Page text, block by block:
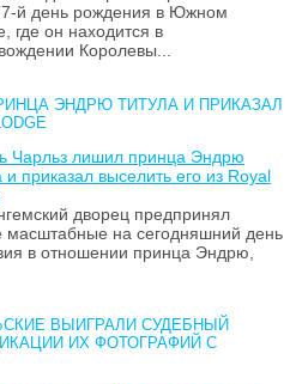
й день рождения в Южном
где он находится в
Королевы...
ЭНДРЮ ТИТУЛА И ПРИКАЗАЛ
Чарльз лишил принца Эндрю
и приказал выселить его из Royal
дворец предпринял
масштабные на сегодняшний день
в отношении принца Эндрю,
ВЫИГРАЛИ СУДЕБНЫЙ
ИХ ФОТОГРАФИЙ С